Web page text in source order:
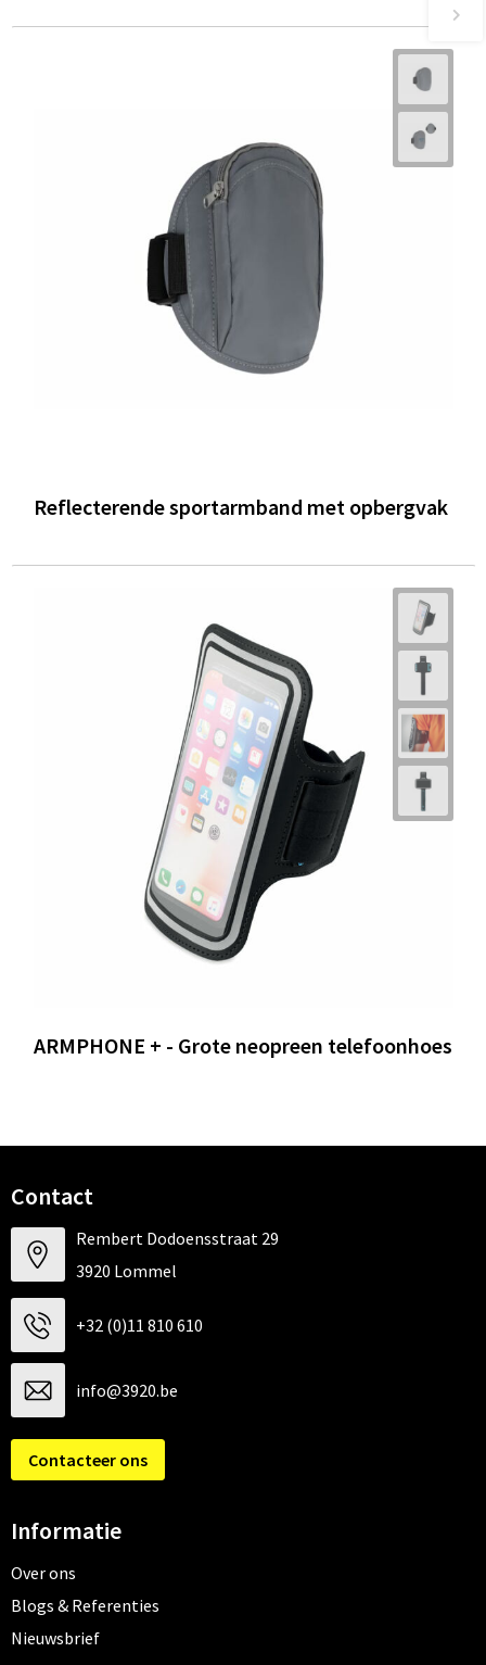
Reflecterende sportarmband met opbergvak
ARMPHONE + - Grote neopreen telefoonhoes
Contact
Rembert Dodoensstraat 29
3920 Lommel
+32 (0)11 810 610
info@3920.be
Contacteer ons
Informatie
Over ons
Blogs & Referenties
Nieuwsbrief